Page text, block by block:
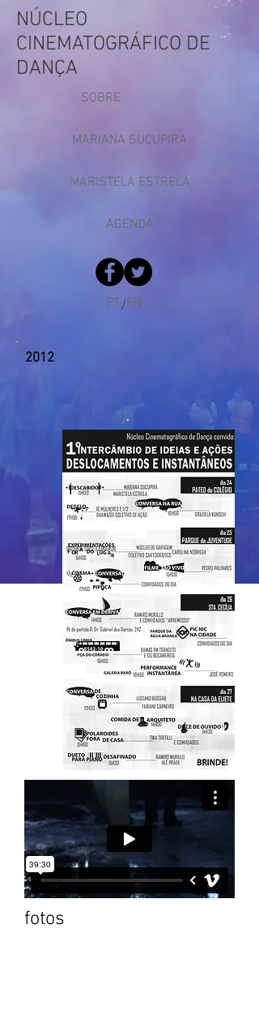
NÚCLEO
CINEMATOGRÁFICO DE
DANÇA
SOBRE
MARIANA SUCUPIRA
MARISTELA ESTRELA
AGENDA
PT/EN
2012
fotos